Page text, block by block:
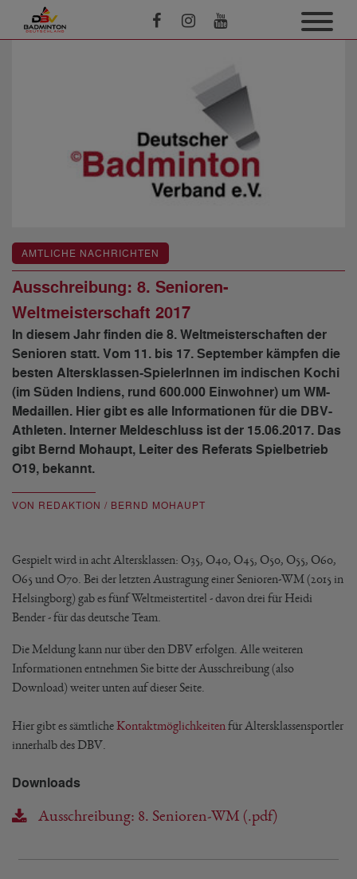
AMTLICHE NACHRICHTEN
Ausschreibung: 8. Senioren-
Weltmeisterschaft 2017
In diesem Jahr finden die 8. Weltmeisterschaften der
Senioren statt. Vom 11. bis 17. September kämpfen die
besten Altersklassen-SpielerInnen im indischen Kochi
(im Süden Indiens, rund 600.000 Einwohner) um WM-
Medaillen. Hier gibt es alle Informationen für die DBV-
Athleten. Interner Meldeschluss ist der 15.06.2017. Das
gibt Bernd Mohaupt, Leiter des Referats Spielbetrieb
O19, bekannt.
VON REDAKTION / BERND MOHAUPT
Gespielt wird in acht Altersklassen: O35, O40, O45, O50, O55, O60,
O65 und O70. Bei der letzten Austragung einer Senioren-WM (2015 in
Helsingborg) gab es fünf Weltmeistertitel - davon drei für Heidi
Bender - für das deutsche Team.
Die Meldung kann nur über den DBV erfolgen. Alle weiteren
Informationen entnehmen Sie bitte der Ausschreibung (also
Download) weiter unten auf dieser Seite.
Hier gibt es sämtlicheKontaktmöglichkeiten für Altersklassensportler
innerhalb des DBV.
Downloads
Ausschreibung: 8. Senioren-WM (.pdf)